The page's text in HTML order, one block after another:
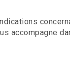
accompagne